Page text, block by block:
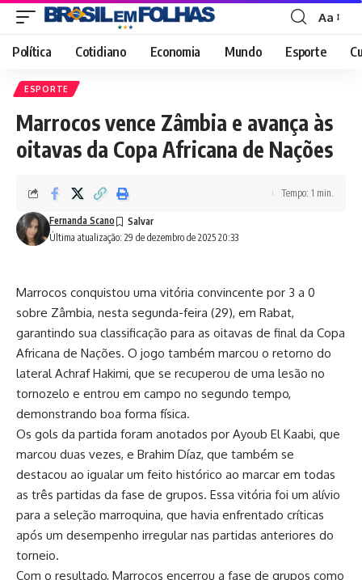
Font
Resizer
Aa
Política Cotidiano Economia Mundo Esporte
ESPORTE
Marrocos vence Zâmbia e avança às
oitavas da Copa Africana de Nações
Última atualização: 29 de dezembro de 2025 20:33
Fernanda Scano
Tempo: 1 min.
Marrocos conquistou uma vitória convincente por 3 a 0
sobre Zâmbia, nesta segunda-feira (29), em Rabat,
garantindo sua classificação para as oitavas de final da Copa
Africana de Nações. O jogo também marcou o retorno do
lateral Achraf Hakimi, que se recuperou de uma lesão no
tornozelo e entrou em campo no segundo tempo,
demonstrando boa forma física.
Os gols da partida foram anotados por Ayoub El Kaabi, que
marcou duas vezes, e Brahim Díaz, que também se
destacou ao igualar um feito histórico ao marcar em todas
as três partidas da fase de grupos. Essa vitória foi um alívio
para a seleção marroquina, que havia enfrentado críticas
após um desempenho irregular nas partidas anteriores do
torneio.
Com o resultado, Marrocos encerrou a fase de grupos como